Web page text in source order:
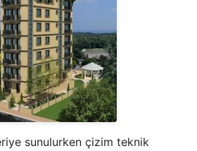
sunulurken çizim teknik